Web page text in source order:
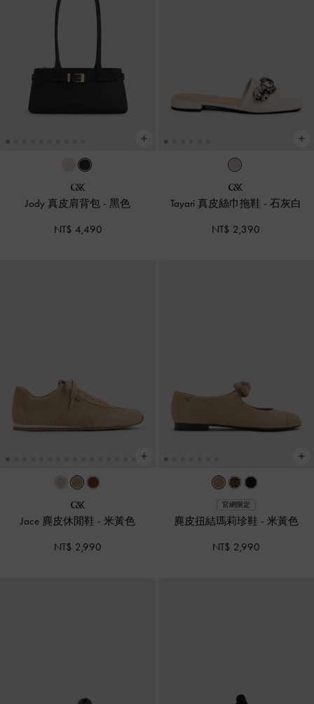
Jody 真皮肩背包 -黑色
NT$ 4,490
Tayari 真皮絲巾拖鞋 -石灰白
NT$ 2,390
Jace 麂皮休閒鞋 -米黃色
NT$ 2,990
官網限定
麂皮扭結瑪莉珍鞋 - 米黃色
NT$ 2,990